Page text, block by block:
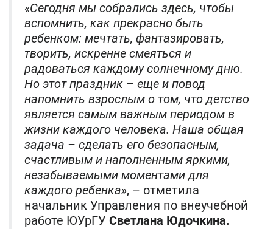
«Сегодня мы собрались здесь, чтобы
вспомнить, как прекрасно быть
ребенком: мечтать, фантазировать,
творить, искренне смеяться и
радоваться каждому солнечному дню.
Но этот праздник – еще и повод
напомнить взрослым о том, что детство
является самым важным периодом в
жизни каждого человека. Наша общая
задача – сделать его безопасным,
счастливым и наполненным яркими,
незабываемыми моментами для
каждого ребенка», – отметила
начальник Управления по внеучебной
работе ЮУрГУ Светлана Юдочкина.